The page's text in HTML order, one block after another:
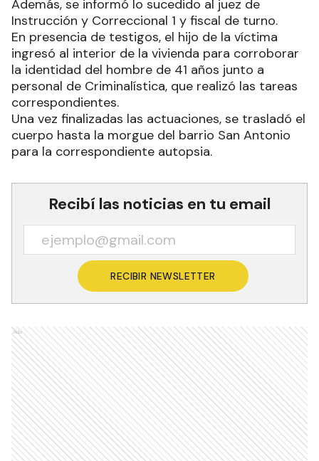
Además, se informó lo sucedido al juez de
Instrucción y Correccional 1 y fiscal de turno.
En presencia de testigos, el hijo de la víctima
ingresó al interior de la vivienda para corroborar
la identidad del hombre de 41 años junto a
personal de Criminalística, que realizó las tareas
correspondientes.
Una vez finalizadas las actuaciones, se trasladó el
cuerpo hasta la morgue del barrio San Antonio
para la correspondiente autopsia.
Recibí las noticias en tu email
RECIBIR NEWSLETTER
Ads